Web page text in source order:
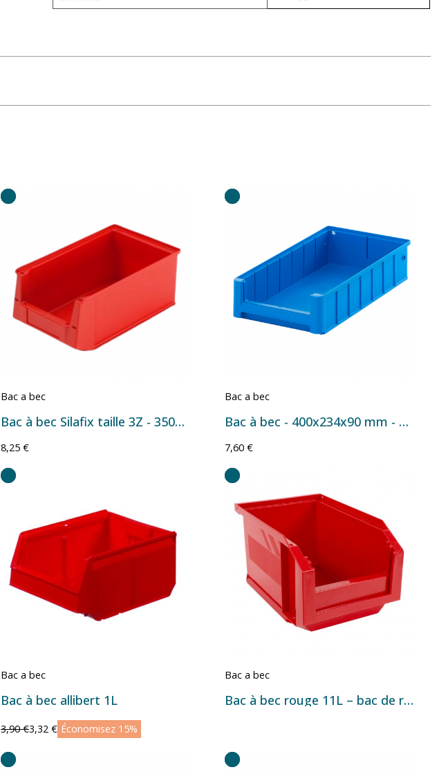
Bac a bec
Bac à bec Silafix taille 3Z - 350x210x145 mm - 8 L Rouge
8,25 €
Bac a bec
Bac à bec - 400x234x90 mm - 7,3 L
7,60 €
Bac a bec
Bac à bec allibert 1L
3,90 €3,32 € Économisez 15%
Bac a bec
Bac à bec rouge 11L – bac de rangement industriel